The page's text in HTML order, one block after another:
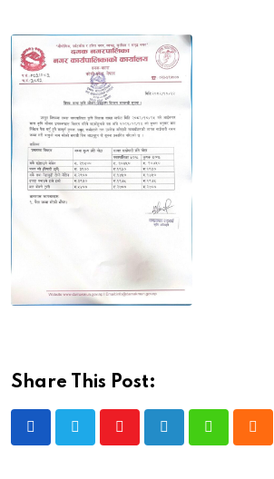
Share This Post:
YoutubeLinkedInWhatsappCloud